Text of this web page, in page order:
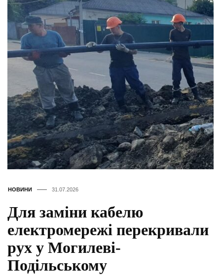
НОВИНИ 31.07.2026
Для заміни кабелю
електромережі перекривали
рух у Могилеві-
Подільському